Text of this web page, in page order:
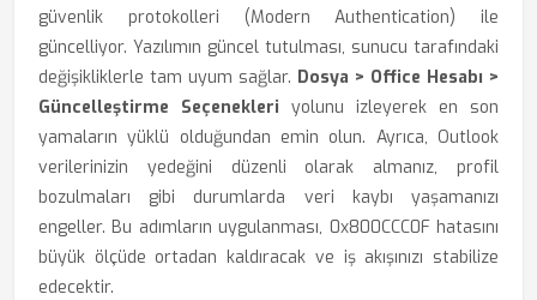
güvenlik protokolleri (Modern Authentication) ile
güncelliyor. Yazılımın güncel tutulması, sunucu tarafındaki
değişikliklerle tam uyum sağlar. Dosya > Office Hesabı >
Güncelleştirme Seçenekleri yolunu izleyerek en son
yamaların yüklü olduğundan emin olun. Ayrıca, Outlook
verilerinizin yedeğini düzenli olarak almanız, profil
bozulmaları gibi durumlarda veri kaybı yaşamanızı
engeller. Bu adımların uygulanması, 0x800CCC0F hatasını
büyük ölçüde ortadan kaldıracak ve iş akışınızı stabilize
edecektir.